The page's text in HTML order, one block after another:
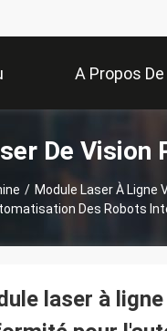
A Propos De
Nous
De Vision
/ Module Laser À Ligne
Des Robots
laser à